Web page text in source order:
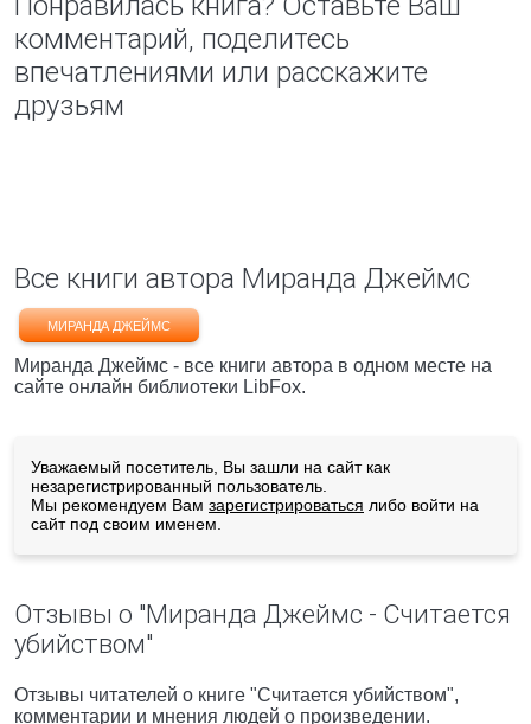
комментарий, поделитесь
впечатлениями или расскажите
друзьям
Все книги автора Миранда Джеймс
МИРАНДА ДЖЕЙМС
Миранда Джеймс - все книги автора в одном месте на
сайте онлайн библиотеки LibFox.
Уважаемый посетитель, Вы зашли на сайт как
незарегистрированный пользователь.
Мы рекомендуем Вам зарегистрироваться либо войти на
сайт под своим именем.
Отзывы о "Миранда Джеймс - Считается
убийством"
Отзывы читателей о книге "Считается убийством",
комментарии и мнения людей о произведении.